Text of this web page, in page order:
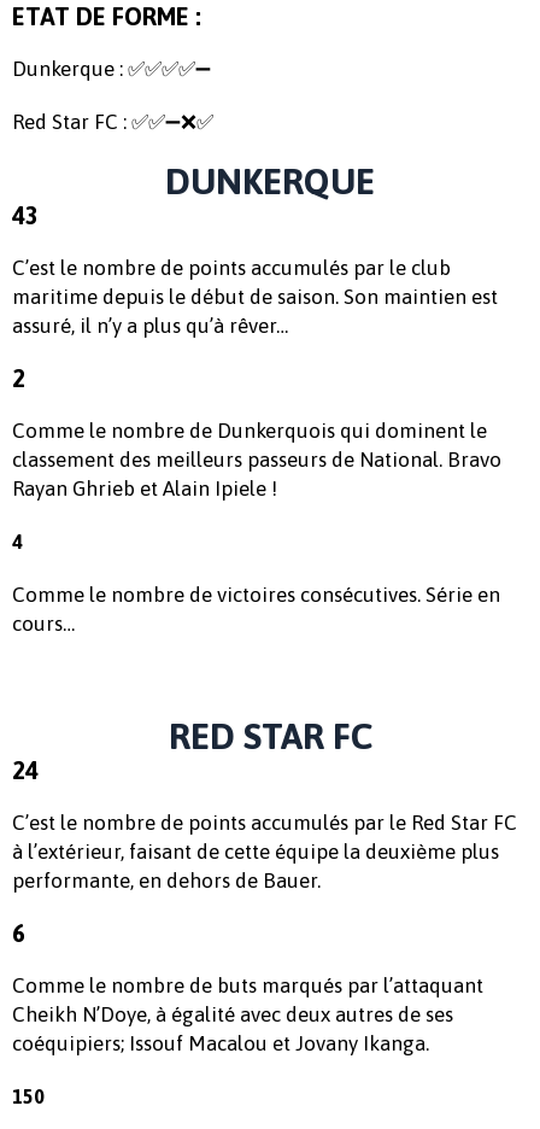
ETAT DE FORME :
Dunkerque : ✅✅✅✅➖
Red Star FC : ✅✅➖❌✅
DUNKERQUE
43
C’est le nombre de points accumulés par le club
maritime depuis le début de saison. Son maintien est
assuré, il n’y a plus qu’à rêver…
2
Comme le nombre de Dunkerquois qui dominent le
classement des meilleurs passeurs de National. Bravo
Rayan Ghrieb et Alain Ipiele !
4
Comme le nombre de victoires consécutives. Série en
cours…
RED STAR FC
24
C’est le nombre de points accumulés par le Red Star FC
à l’extérieur, faisant de cette équipe la deuxième plus
performante, en dehors de Bauer.
6
Comme le nombre de buts marqués par l’attaquant
Cheikh N’Doye, à égalité avec deux autres de ses
coéquipiers; Issouf Macalou et Jovany Ikanga.
150